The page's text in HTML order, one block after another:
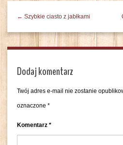
← Szybkie ciasto z jabłkami
Dodaj komentarz
Twój adres e-mail nie zostanie
oznaczone *
Komentarz *